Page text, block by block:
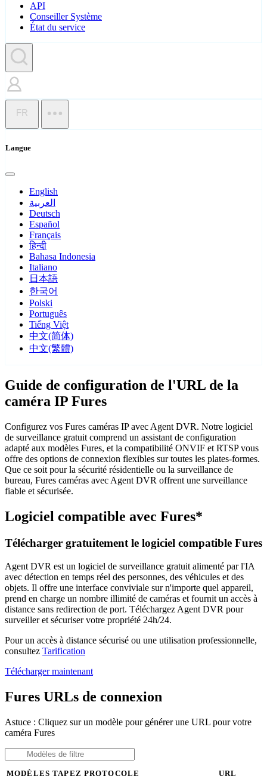
API
Conseiller Système
État du service
FR
Langue
English
العربية
Deutsch
Español
Français
हिन्दी
Bahasa Indonesia
Italiano
日本語
한국어
Polski
Português
Tiếng Việt
中文(简体)
中文(繁體)
Guide de configuration de l'URL de la
caméra IP Fures
Configurez vos Fures caméras IP avec Agent DVR. Notre logiciel
de surveillance gratuit comprend un assistant de configuration
adapté aux modèles Fures, et la compatibilité ONVIF et RTSP vous
offre des options de connexion flexibles sur toutes les plates-formes.
Que ce soit pour la sécurité résidentielle ou la surveillance de
bureau, Fures caméras avec Agent DVR offrent une surveillance
fiable et sécurisée.
Logiciel compatible avec Fures*
Télécharger gratuitement le logiciel compatible Fures
Agent DVR est un logiciel de surveillance gratuit alimenté par l'IA
avec détection en temps réel des personnes, des véhicules et des
objets. Il offre une interface conviviale sur n'importe quel appareil,
prend en charge un nombre illimité de caméras et fournit un accès à
distance sans redirection de port. Téléchargez Agent DVR pour
surveiller et sécuriser votre propriété 24h/24.
Pour un accès à distance sécurisé ou une utilisation professionnelle,
consultez Tarification
Télécharger maintenant
Fures URLs de connexion
Astuce : Cliquez sur un modèle pour générer une URL pour votre
caméra Fures
MODÈLES TAPEZ PROTOCOLE URL